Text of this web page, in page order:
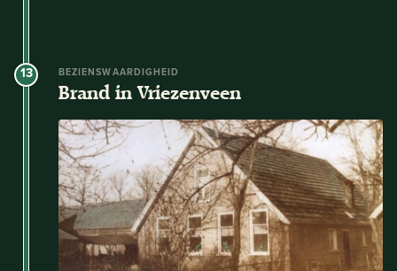
13 BEZIENSWAARDIGHEID
Brand in Vriezenveen